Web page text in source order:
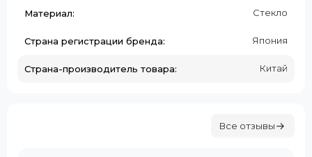
Материал: Cтекло
Страна регистрации бренда: Япония
Страна-производитель товара: Китай
Все отзывы